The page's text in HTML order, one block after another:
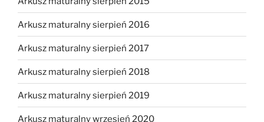
Arkusz maturalny sierpień 2016
Arkusz maturalny sierpień 2017
Arkusz maturalny sierpień 2018
Arkusz maturalny sierpień 2019
Arkusz maturalny wrzesień 2020